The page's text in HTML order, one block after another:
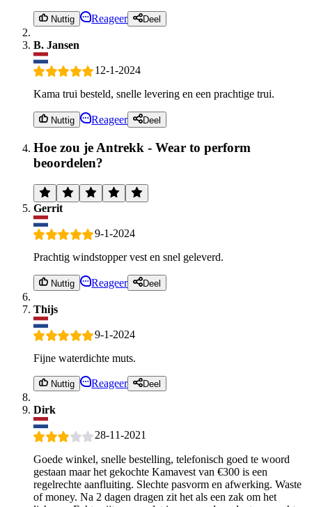
Nuttig Reageer Deel
B. Jansen
12-1-2024
Kama trui besteld, snelle levering en een prachtige trui.
Nuttig Reageer Deel
Hoe zou je Antrekk - Wear to perform
beoordelen?
Gerrit
9-1-2024
Prachtig windstopper vest en snel geleverd.
Nuttig Reageer Deel
Thijs
9-1-2024
Fijne waterdichte muts.
Nuttig Reageer Deel
Dirk
28-11-2021
Goede winkel, snelle bestelling, telefonisch goed te woord
gestaan maar het gekochte Kamavest van €300 is een
regelrechte aanfluiting. Slechte pasvorm en afwerking. Waste
of money. Na 2 dagen dragen zit het als een zak om het